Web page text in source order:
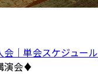
会｜単会スケジュール
演会♦